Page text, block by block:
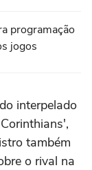
programação
jogos
interpelado
também
o rival na